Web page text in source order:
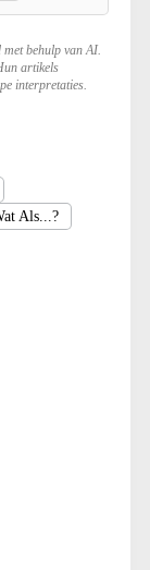
behulp van AI.
artikels
interpretaties.
Als...?